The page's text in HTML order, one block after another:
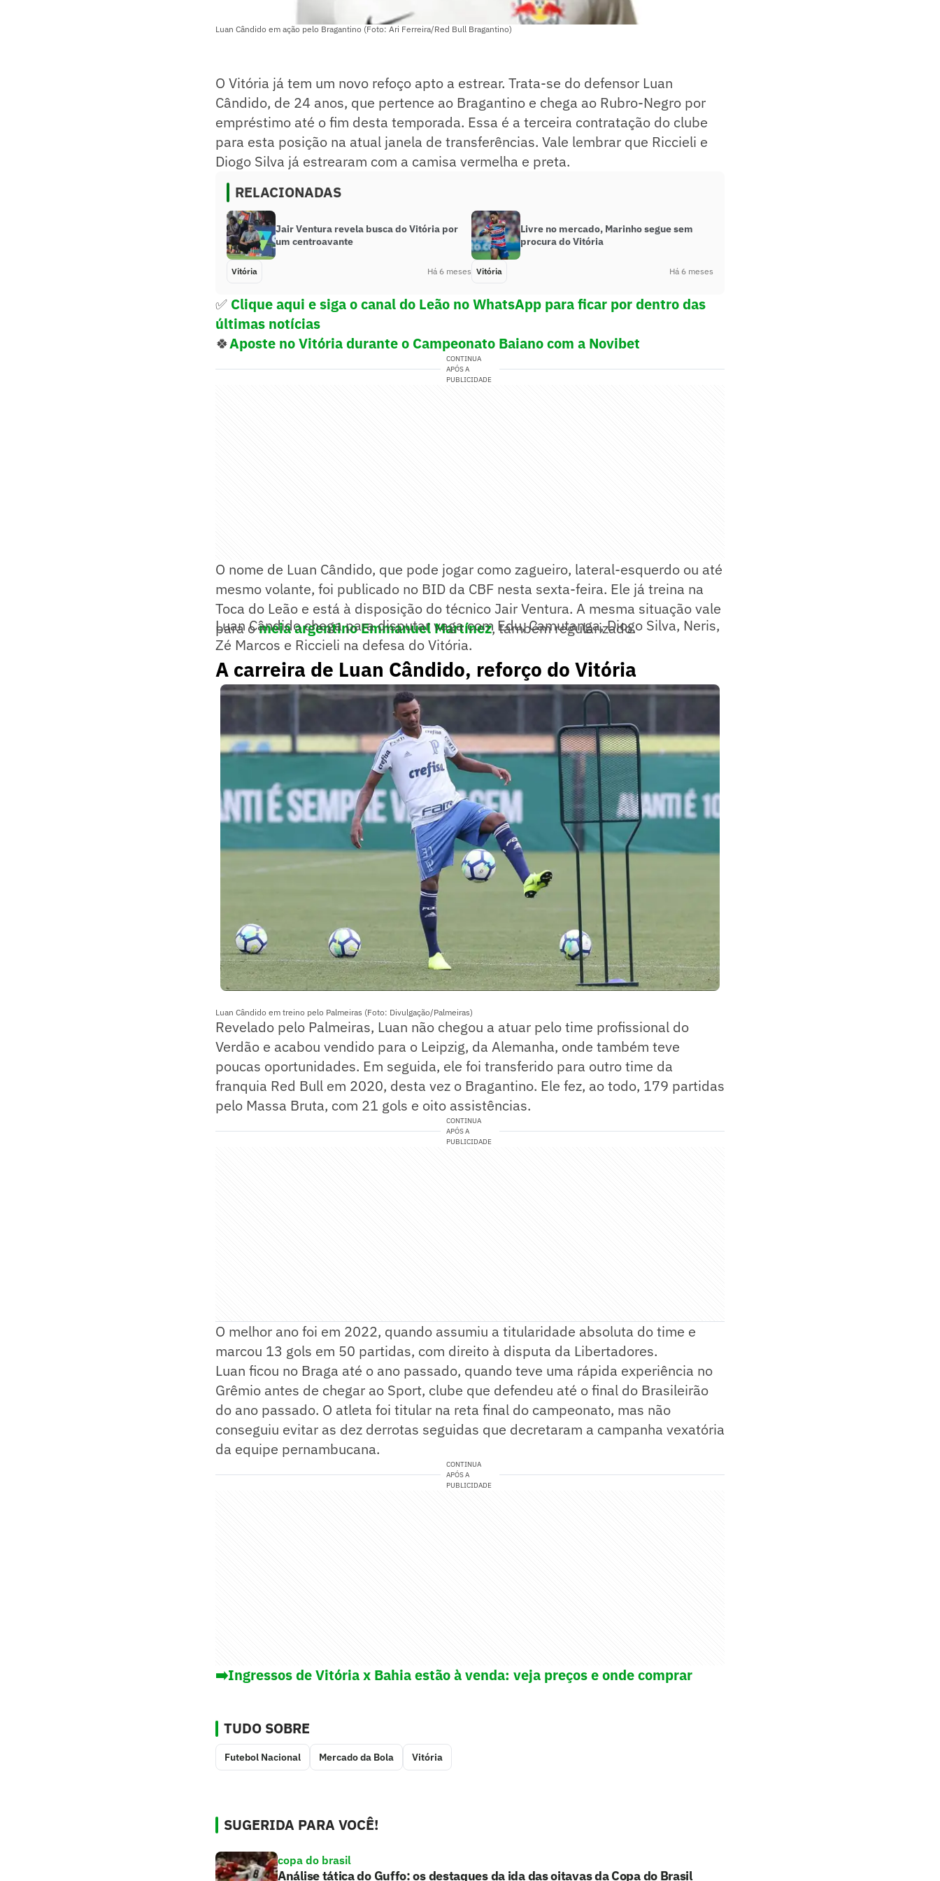
Luan Cândido em ação pelo Bragantino (Foto: Ari Ferreira/Red Bull Bragantino)
O Vitória já tem um novo refoço apto a estrear. Trata-se do defensor Luan
Cândido, de 24 anos, que pertence ao Bragantino e chega ao Rubro-Negro por
empréstimo até o fim desta temporada. Essa é a terceira contratação do clube
para esta posição na atual janela de transferências. Vale lembrar que Riccieli e
Diogo Silva já estrearam com a camisa vermelha e preta.
RELACIONADAS
Jair Ventura revela busca do Vitória por
um centroavante
Vitória Há 6 meses
Livre no mercado, Marinho segue sem
procura do Vitória
Vitória Há 6 meses
✅ Clique aqui e siga o canaldo Leão no WhatsApp para ficar por dentro das
últimas notícias
🍀Aposte no Vitória durante o Campeonato Baiano com a Novibet
CONTINUA
APÓS A
PUBLICIDADE
O nome de Luan Cândido, que pode jogar como zagueiro, lateral-esquerdo ou até
mesmo volante, foi publicado no BID da CBF nesta sexta-feira. Ele já treina na
Toca do Leão e está à disposição do técnico Jair Ventura. A mesma situação vale
para omeia argentino Emmanuel Martínez, também regularizado.
Luan Cândido chega para disputar vaga com Edu, Camutanga, Diogo Silva, Neris,
Zé Marcos e Riccieli na defesa do Vitória.
A carreira de Luan Cândido, reforço do Vitória
Luan Cândido em treino pelo Palmeiras (Foto: Divulgação/Palmeiras)
Revelado pelo Palmeiras, Luan não chegou a atuar pelo time profissional do
Verdão e acabou vendido para o Leipzig, da Alemanha, onde também teve
poucas oportunidades. Em seguida, ele foi transferido para outro time da
franquia Red Bull em 2020, desta vez o Bragantino. Ele fez, ao todo, 179 partidas
pelo Massa Bruta, com 21 gols e oito assistências.
CONTINUA
APÓS A
PUBLICIDADE
O melhor ano foi em 2022, quando assumiu a titularidade absoluta do time e
marcou 13 gols em 50 partidas, com direito à disputa da Libertadores.
Luan ficou no Braga até o ano passado, quando teve uma rápida experiência no
Grêmio antes de chegar ao Sport, clube que defendeu até o final do Brasileirão
do ano passado. O atleta foi titular na reta final do campeonato, mas não
conseguiu evitar as dez derrotas seguidas que decretaram a campanha vexatória
da equipe pernambucana.
CONTINUA
APÓS A
PUBLICIDADE
➡️Ingressos de Vitória x Bahia estão à venda: veja preços e onde comprar
TUDO SOBRE
Futebol Nacional Mercado da Bola Vitória
SUGERIDA PARA VOCÊ!
copa do brasil
Análise tática do Guffo: os destaques da ida das oitavas da Copa do Brasil